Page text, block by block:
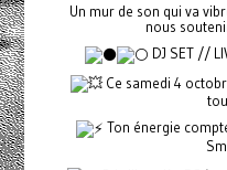
Un mur de son qui va
nous
DJ SET //
Ce samedi 4
Ton énergie